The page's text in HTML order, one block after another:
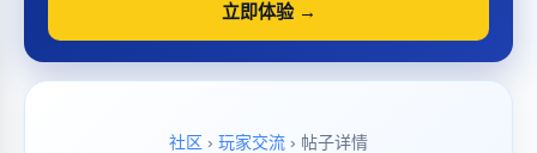
立即体验 →
社区 › 玩家交流 › 帖子详情